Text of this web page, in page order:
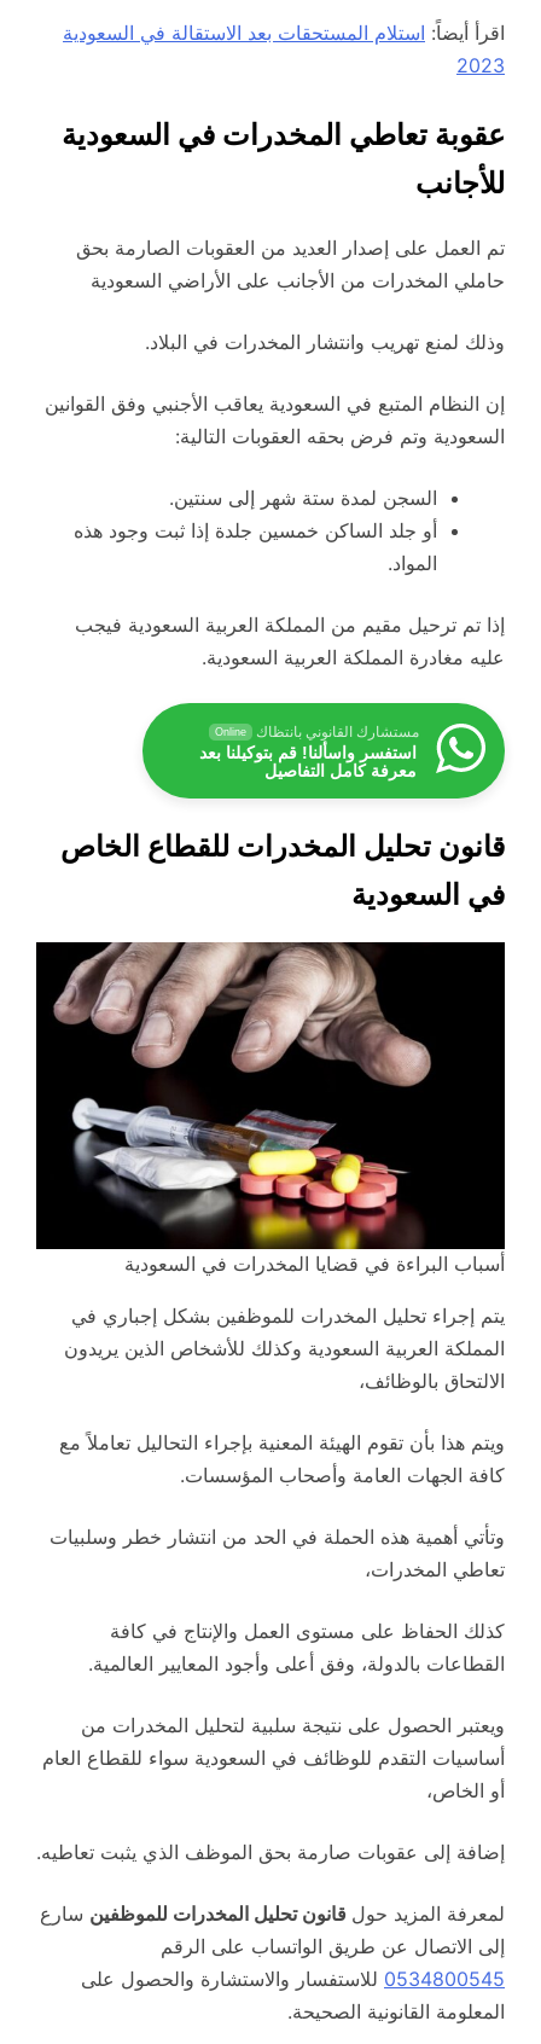
اقرأ أيضاً: استلام المستحقات بعد الاستقالة في السعودية
2023
عقوبة تعاطي المخدرات في السعودية
للأجانب
تم العمل على إصدار العديد من العقوبات الصارمة بحق
حاملي المخدرات من الأجانب على الأراضي السعودية
وذلك لمنع تهريب وانتشار المخدرات في البلاد.
إن النظام المتبع في السعودية يعاقب الأجنبي وفق القوانين
السعودية وتم فرض بحقه العقوبات التالية:
السجن لمدة ستة شهر إلى سنتين.
أو جلد الساكن خمسين جلدة إذا ثبت وجود هذه
المواد.
إذا تم ترحيل مقيم من المملكة العربية السعودية فيجب
عليه مغادرة المملكة العربية السعودية.
مستشارك القانوني بانتظاك Online
استفسر واسألنا! قم بتوكيلنا بعد
معرفة كامل التفاصيل
قانون تحليل المخدرات للقطاع الخاص
في السعودية
أسباب البراءة في قضايا المخدرات في السعودية
يتم إجراء تحليل المخدرات للموظفين بشكل إجباري في
المملكة العربية السعودية وكذلك للأشخاص الذين يريدون
الالتحاق بالوظائف،
ويتم هذا بأن تقوم الهيئة المعنية بإجراء التحاليل تعاملاً مع
كافة الجهات العامة وأصحاب المؤسسات.
وتأتي أهمية هذه الحملة في الحد من انتشار خطر وسلبيات
تعاطي المخدرات،
كذلك الحفاظ على مستوى العمل والإنتاج في كافة
القطاعات بالدولة، وفق أعلى وأجود المعايير العالمية.
ويعتبر الحصول على نتيجة سلبية لتحليل المخدرات من
أساسيات التقدم للوظائف في السعودية سواء للقطاع العام
أو الخاص،
إضافة إلى عقوبات صارمة بحق الموظف الذي يثبت تعاطيه.
لمعرفة المزيد حول قانون تحليل المخدرات للموظفين سارع
إلى الاتصال عن طريق الواتساب على الرقم
0534800545 للاستفسار والاستشارة والحصول على
المعلومة القانونية الصحيحة.